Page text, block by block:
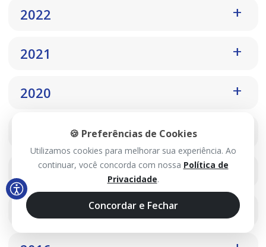
2022
2021
2020
2018
2017
🍪 Preferências de Cookies
Utilizamos cookies para melhorar sua experiência. Ao
continuar, você concorda com nossa Política de
Privacidade.
Concordar e Fechar